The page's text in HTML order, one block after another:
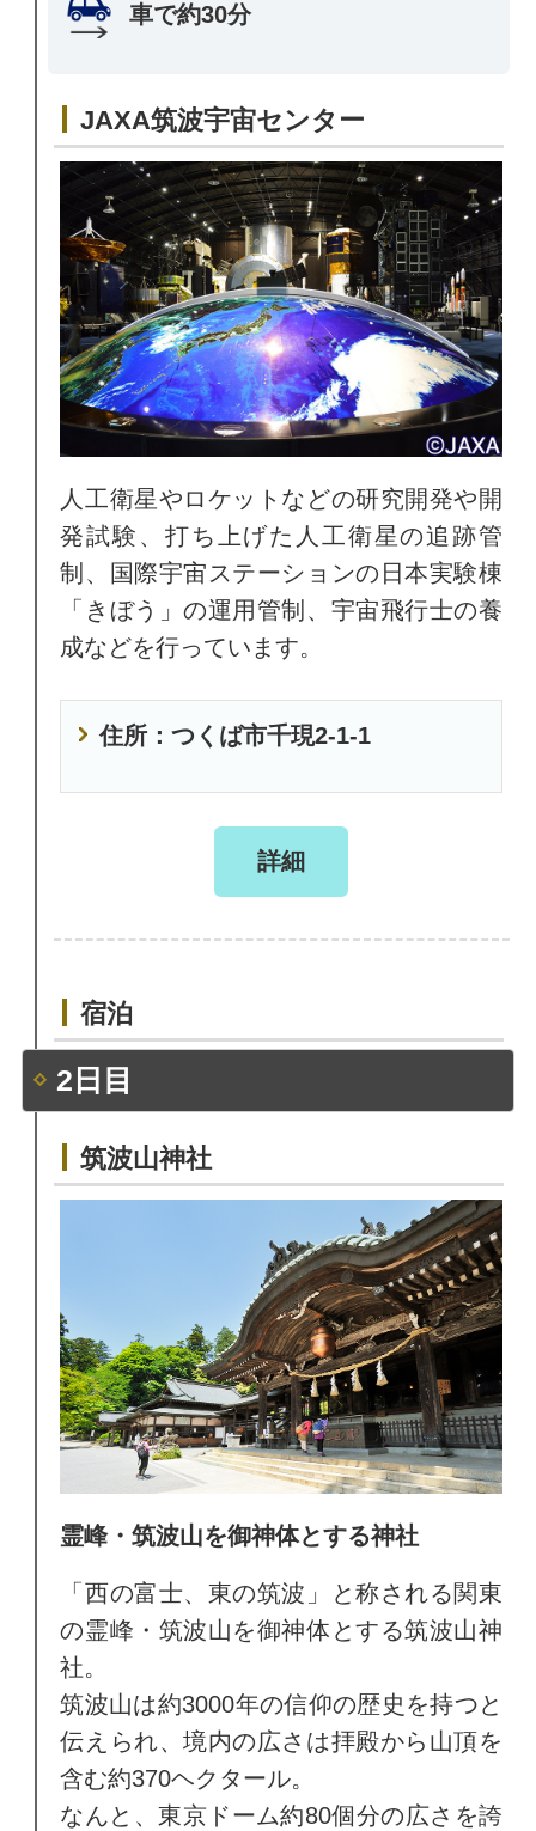
車で約30分
JAXA筑波宇宙センター
人工衛星やロケットなどの研究開発や開
発試験、打ち上げた人工衛星の追跡管
制、国際宇宙ステーションの日本実験棟
「きぼう」の運用管制、宇宙飛行士の養
成などを行っています。
住所：つくば市千現2-1-1
詳細
宿泊
2日目
筑波山神社
霊峰・筑波山を御神体とする神社
「西の富士、東の筑波」と称される関東
の霊峰・筑波山を御神体とする筑波山神
社。
筑波山は約3000年の信仰の歴史を持つと
伝えられ、境内の広さは拝殿から山頂を
含む約370ヘクタール。
なんと、東京ドーム約80個分の広さを誇